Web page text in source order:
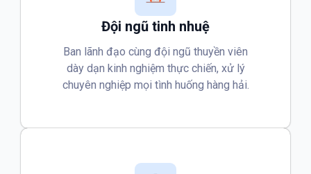
Đội ngũ tinh nhuệ
Ban lãnh đạo cùng đội ngũ thuyền viên
dày dạn kinh nghiệm thực chiến, xử lý
chuyên nghiệp mọi tình huống hàng hải.